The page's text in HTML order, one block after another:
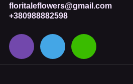
floritaleflowers@gmail.com
+380988882598